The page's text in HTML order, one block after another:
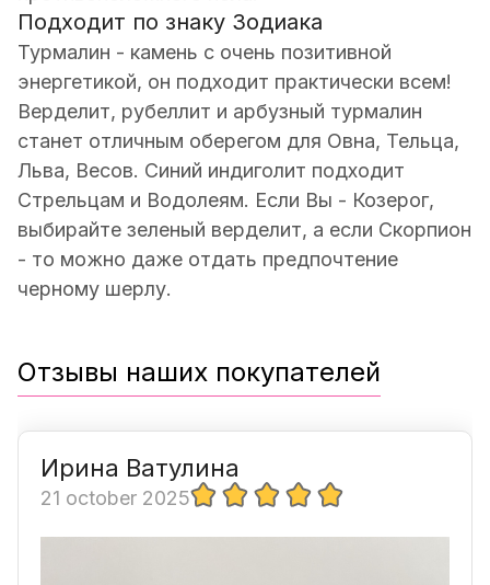
Подходит по знаку Зодиака
Турмалин - камень с очень позитивной
энергетикой, он подходит практически всем!
Верделит, рубеллит и арбузный турмалин
станет отличным оберегом для Овна, Тельца,
Льва, Весов. Синий индиголит подходит
Стрельцам и Водолеям. Если Вы - Козерог,
выбирайте зеленый верделит, а если Скорпион
- то можно даже отдать предпочтение
черному шерлу.
Отзывы наших покупателей
Ирина Ватулина
21 october 2025